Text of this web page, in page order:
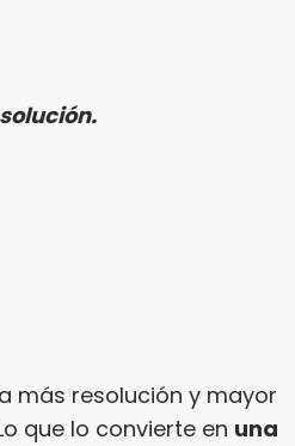
más resolución y mayor
que lo convierte en una